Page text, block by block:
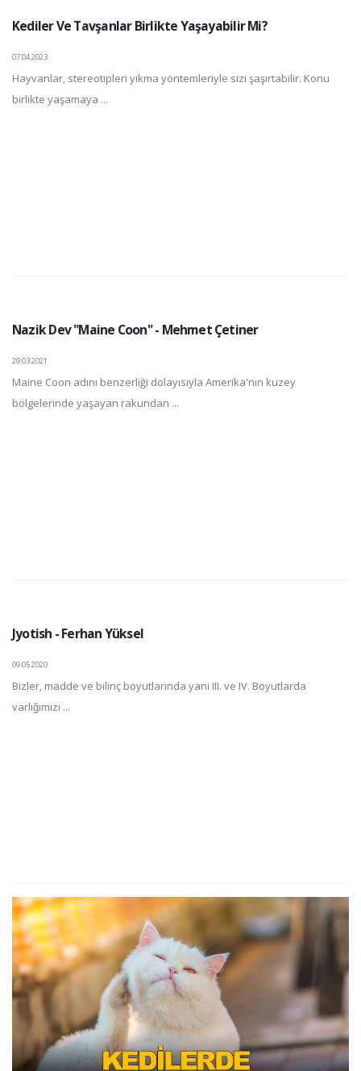
Kediler Ve Tavşanlar Birlikte Yaşayabilir Mi?
07.04.2023
Hayvanlar, stereotipleri yıkma yöntemleriyle sizi şaşırtabilir. Konu
birlikte yaşamaya ...
Nazik Dev "Maine Coon" - Mehmet Çetiner
29.03.2021
Maine Coon adını benzerliği dolayısıyla Amerika'nın kuzey
bölgelerinde yaşayan rakundan ...
Jyotish - Ferhan Yüksel
09.05.2020
Bizler, madde ve bilinç boyutlarında yani III. ve IV. Boyutlarda
varlığımızı ...